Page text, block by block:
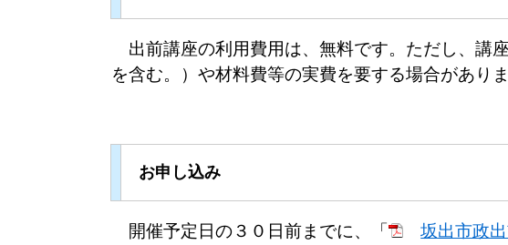
出前講座の利用費用は、無料です。ただし、講
を含む。）や材料費等の実費を要する場合がありま
お申し込み
開催予定日の３０日前までに、「
坂出市政